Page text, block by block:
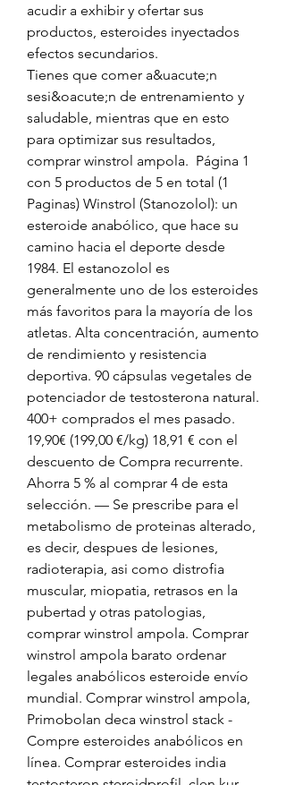
acudir a exhibir y ofertar sus
productos, esteroides inyectados
efectos secundarios.
Tienes que comer a&uacute;n
sesi&oacute;n de entrenamiento y
saludable, mientras que en esto
para optimizar sus resultados,
comprar winstrol ampola.  Página 1
con 5 productos de 5 en total (1
Paginas) Winstrol (Stanozolol): un
esteroide anabólico, que hace su
camino hacia el deporte desde
1984. El estanozolol es
generalmente uno de los esteroides
más favoritos para la mayoría de los
atletas. Alta concentración, aumento
de rendimiento y resistencia
deportiva. 90 cápsulas vegetales de
potenciador de testosterona natural.
400+ comprados el mes pasado.
19,90€ (199,00 €/kg) 18,91 € con el
descuento de Compra recurrente.
Ahorra 5 % al comprar 4 de esta
selección. — Se prescribe para el
metabolismo de proteinas alterado,
es decir, despues de lesiones,
radioterapia, asi como distrofia
muscular, miopatia, retrasos en la
pubertad y otras patologias,
comprar winstrol ampola. Comprar
winstrol ampola barato ordenar
legales anabólicos esteroide envío
mundial. Comprar winstrol ampola,
Primobolan deca winstrol stack -
Compre esteroides anabólicos en
línea. Comprar esteroides india